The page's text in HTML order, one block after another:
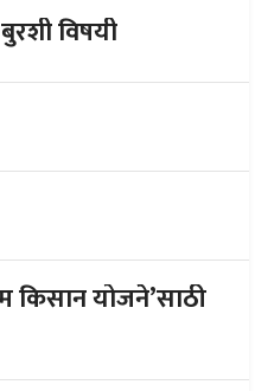
विषयी
किसान योजने’साठी